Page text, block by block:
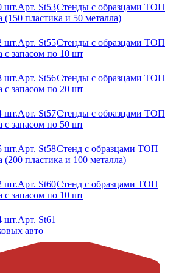
шт.Арт. St53Стенды с образцами ТОП
(150 пластика и 50 металла)
шт.Арт. St55Стенды с образцами ТОП
с запасом по 10 шт
шт.Арт. St56Стенды с образцами ТОП
с запасом по 20 шт
шт.Арт. St57Стенды с образцами ТОП
с запасом по 50 шт
шт.Арт. St58Стенд с образцами ТОП
(200 пластика и 100 металла)
шт.Арт. St60Стенд с образцами ТОП
с запасом по 10 шт
шт.Арт. St61
авто